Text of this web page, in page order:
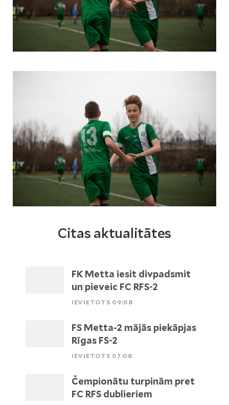
Citas aktualitātes
FK Metta iesit divpadsmit
un pieveic FC RFS-2
IEVIETOTS 09:08
FS Metta-2 mājās piekāpjas
Rīgas FS-2
IEVIETOTS 07:08
Čempionātu turpinām pret
FC RFS dublieriem